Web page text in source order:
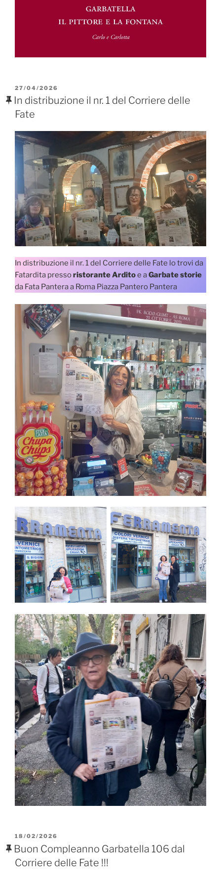
PUBBLICATO
IL
27/04/2026
In distribuzione il nr. 1 del Corriere delle
Fate
In distribuzione il nr. 1 del Corriere delle Fate lo trovi da
Fatardita pressoristorante Arditoe aGarbate storie
da Fata Pantera a Roma Piazza Pantero Pantera
PUBBLICATO
IL
18/02/2026
Buon Compleanno Garbatella 106 dal
Corriere delle Fate !!!